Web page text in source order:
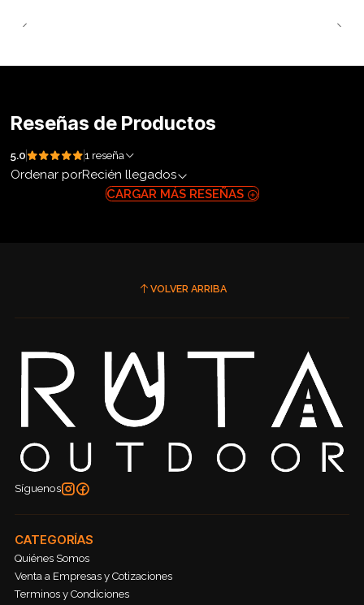
Reseñas de Productos
5.0 1 reseña
Ordenar porRecién llegados
CARGAR MÁS RESEÑAS
VOLVER ARRIBA
Síguenos
CATEGORÍAS
Quiénes Somos
Venta a Empresas y Cotizaciones
Terminos y Condiciones